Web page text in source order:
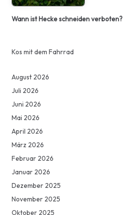
Wann ist Hecke schneiden verboten?
Kos mit dem Fahrrad
August 2026
Juli 2026
Juni 2026
Mai 2026
April 2026
März 2026
Februar 2026
Januar 2026
Dezember 2025
November 2025
Oktober 2025